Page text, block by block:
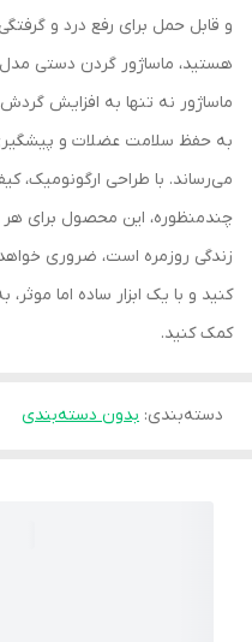
و قابل حمل برای رفع درد و
ماساژور نه تنها به افزایش
به حفظ سلامت عضلات و
می‌رساند. با طراحی ارگونومیک،
چندمنظوره، این محصول برای
زندگی روزمره است، ضروری
کنید و با یک ابزار ساده اما
کمک کنید.
دسته‌بندی: بدون دسته‌بندی